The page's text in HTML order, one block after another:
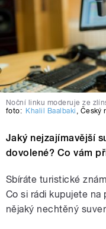
Noční linku moderuje ze
foto: Khalil Baalbaki , Český
Jaký nejzajímavější
dovolené? Co vám
Sbíráte turistické
Co si rádi kupujete na
nějaký nechtěný